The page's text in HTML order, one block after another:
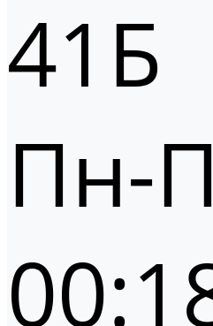
41Б
Пн-